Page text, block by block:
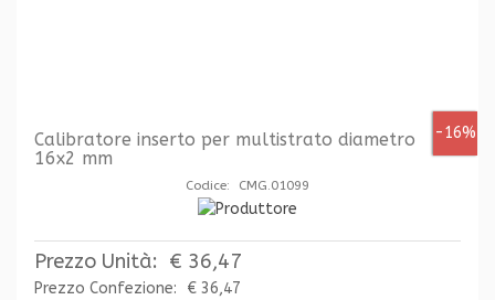
-16%
Calibratore inserto per multistrato diametro
16x2 mm
Codice: CMG.01099
Prezzo Unità: € 36,47
Prezzo Confezione:
€ 36,47